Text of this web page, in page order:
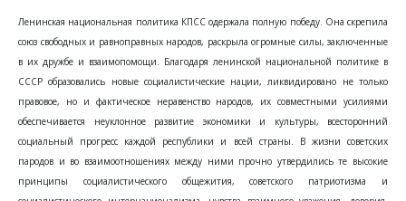
Ленинская национальная политика КПСС одержала полную победу. Она скрепила
союз свободных и равноправных народов, раскрыла огромные силы, заключенные
в их дружбе и взаимопомощи. Благодаря ленинской национальной политике в
СССР образовались новые социалистические нации, ликвидировано не только
правовое, но и фактическое неравенство народов, их совместными усилиями
обеспечивается неуклонное развитие экономики и культуры, всесторонний
социальный прогресс каждой республики и всей страны. В жизни советских
пародов и во взаимоотношениях между ними прочно утвердились те высокие
принципы социалистического общежития, советского патриотизма и